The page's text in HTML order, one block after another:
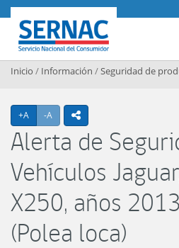
Contenido principal
SERNAC
Inicio / Información /Seguridad de
+A Agrandar texto
-A Achicar textoicono
Alerta de
Vehículos
X250, años
(Polea loca)